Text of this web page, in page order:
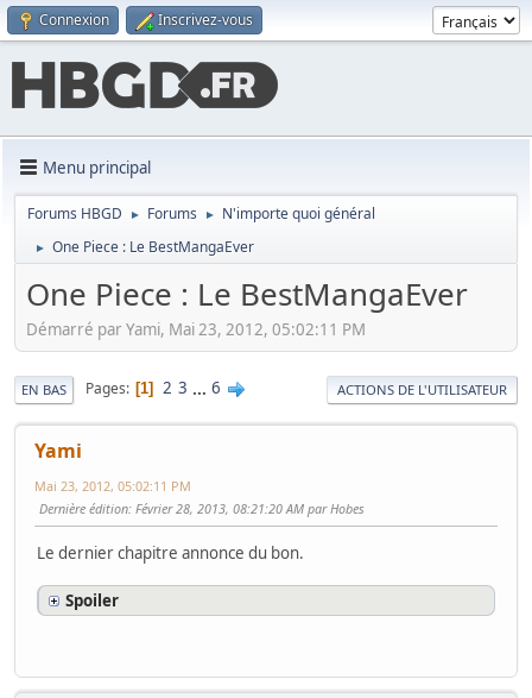
Connexion Inscrivez-vous
Menu principal
Forums HBGD ► Forums ► N'importe quoi général
► One Piece : Le BestMangaEver
One Piece : Le BestMangaEver
Démarré par Yami, Mai 23, 2012, 05:02:11 PM
EN BAS Pages 1 2 3 ... 6 ACTIONS DE L'UTILISATEUR
Yami
Mai 23, 2012, 05:02:11 PM
Dernière édition: Février 28, 2013, 08:21:20 AM par Hobes
Le dernier chapitre annonce du bon.
Spoiler